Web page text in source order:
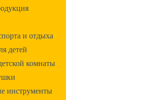
и отдыха
детей
комнаты
инструменты